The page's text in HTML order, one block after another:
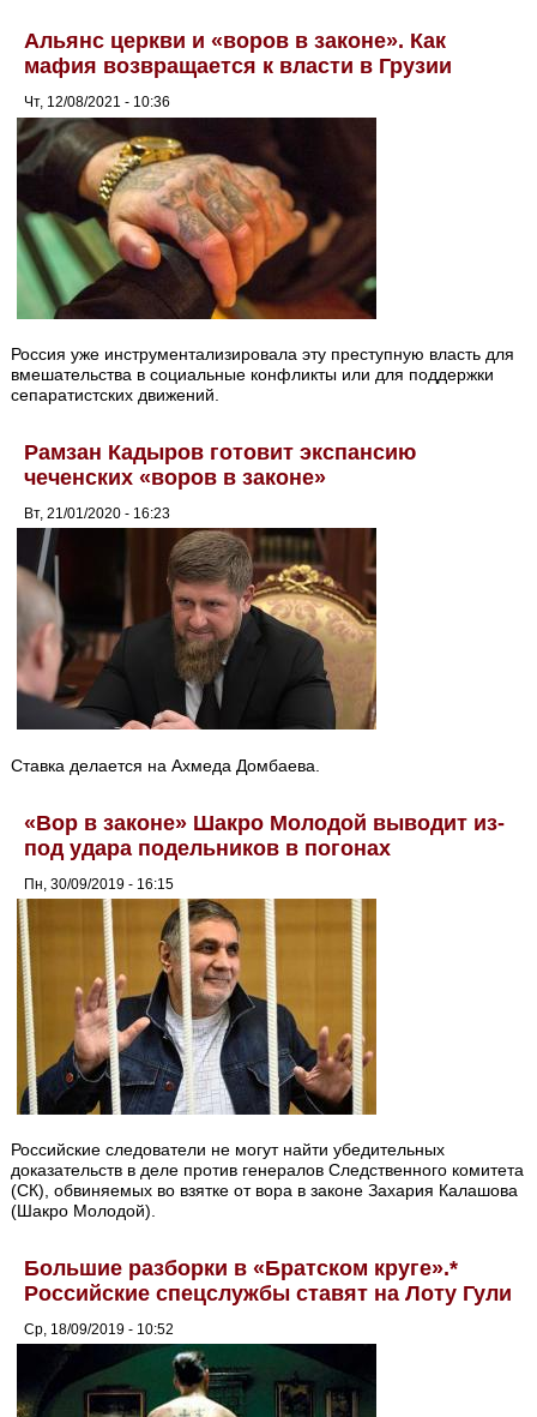
Альянс церкви и «воров в законе». Как
мафия возвращается к власти в Грузии
Чт, 12/08/2021 - 10:36
Россия уже инструментализировала эту преступную власть для
вмешательства в социальные конфликты или для поддержки
сепаратистских движений.
Рамзан Кадыров готовит экспансию
чеченских «воров в законе»
Вт, 21/01/2020 - 16:23
Ставка делается на Ахмеда Домбаева.
«Вор в законе» Шакро Молодой выводит из-
под удара подельников в погонах
Пн, 30/09/2019 - 16:15
Российские следователи не могут найти убедительных
доказательств в деле против генералов Следственного комитета
(СК), обвиняемых во взятке от вора в законе Захария Калашова
(Шакро Молодой).
Большие разборки в «Братском круге».*
Российские спецслужбы ставят на Лоту Гули
Ср, 18/09/2019 - 10:52